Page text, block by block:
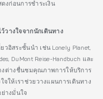
งก่อนการชำระเงิน
วางใจจากนักเดินทาง
อิสระชั้นนำ เช่น Lonely Planet,
DuMont Reise-Handbuch และ
งต่างชื่นชมคุณภาพการให้บริการ
จให้เราช่วยวางแผนการเดินทาง
างมั่นใจ